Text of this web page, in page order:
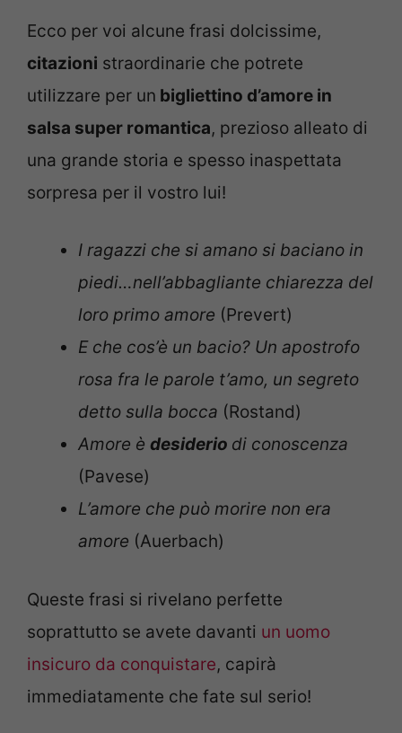
Ecco per voi alcune frasi dolcissime,
citazioni straordinarie che potrete
utilizzare per un bigliettino d’amore in
salsa super romantica, prezioso alleato di
una grande storia e spesso inaspettata
sorpresa per il vostro lui!
I ragazzi che si amano si baciano in
piedi…nell’abbagliante chiarezza del
loro primo amore (Prevert)
E che cos’è un bacio? Un apostrofo
rosa fra le parole t’amo, un segreto
detto sulla bocca (Rostand)
Amore è desiderio di conoscenza
(Pavese)
L’amore che può morire non era
amore (Auerbach)
Queste frasi si rivelano perfette
soprattutto se avete davanti un uomo
insicuro da conquistare, capirà
immediatamente che fate sul serio!